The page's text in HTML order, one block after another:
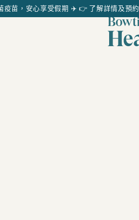
疫苗，安心享受假期 ✈️ 👉 了解詳情及預約